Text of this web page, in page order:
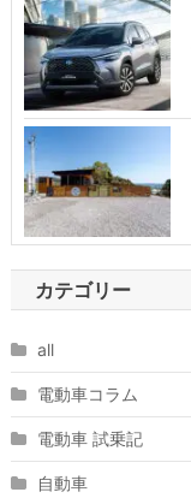
カテゴリー
all
電動車コラム
電動車 試乗記
自動車